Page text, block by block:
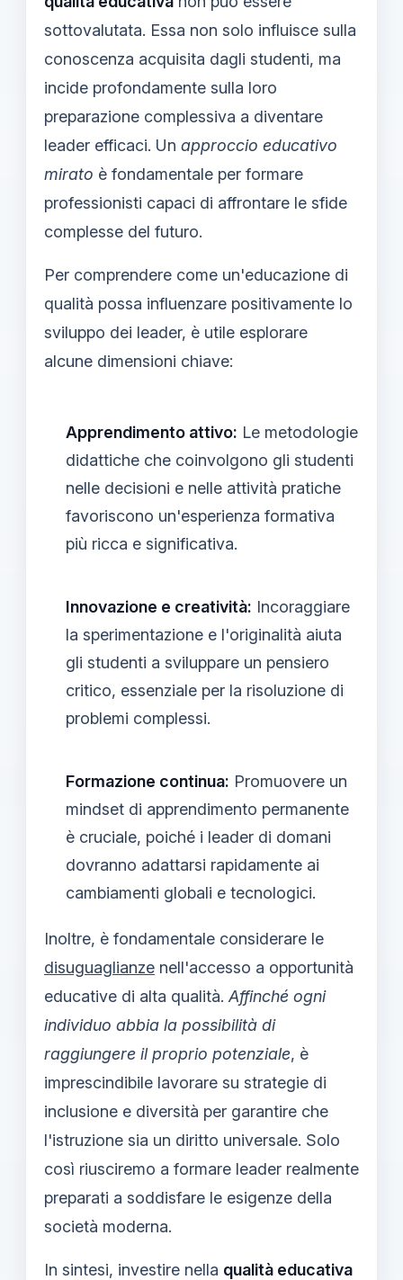
sottovalutata. Essa non solo influisce sulla
conoscenza acquisita dagli studenti, ma
incide profondamente sulla loro
preparazione complessiva a diventare
leader efficaci. Un approccio educativo
mirato è fondamentale per formare
professionisti capaci di affrontare le sfide
complesse del futuro.
Per comprendere come un'educazione di
qualità possa influenzare positivamente lo
sviluppo dei leader, è utile esplorare
alcune dimensioni chiave:
Apprendimento attivo: Le metodologie
didattiche che coinvolgono gli studenti
nelle decisioni e nelle attività pratiche
favoriscono un'esperienza formativa
più ricca e significativa.
Innovazione e creatività: Incoraggiare
la sperimentazione e l'originalità aiuta
gli studenti a sviluppare un pensiero
critico, essenziale per la risoluzione di
problemi complessi.
Formazione continua: Promuovere un
mindset di apprendimento permanente
è cruciale, poiché i leader di domani
dovranno adattarsi rapidamente ai
cambiamenti globali e tecnologici.
Inoltre, è fondamentale considerare le
disuguaglianze nell'accesso a opportunità
educative di alta qualità. Affinché ogni
individuo abbia la possibilità di
raggiungere il proprio potenziale, è
imprescindibile lavorare su strategie di
inclusione e diversità per garantire che
l'istruzione sia un diritto universale. Solo
così riusciremo a formare leader realmente
preparati a soddisfare le esigenze della
società moderna.
In sintesi, investire nella qualità educativa